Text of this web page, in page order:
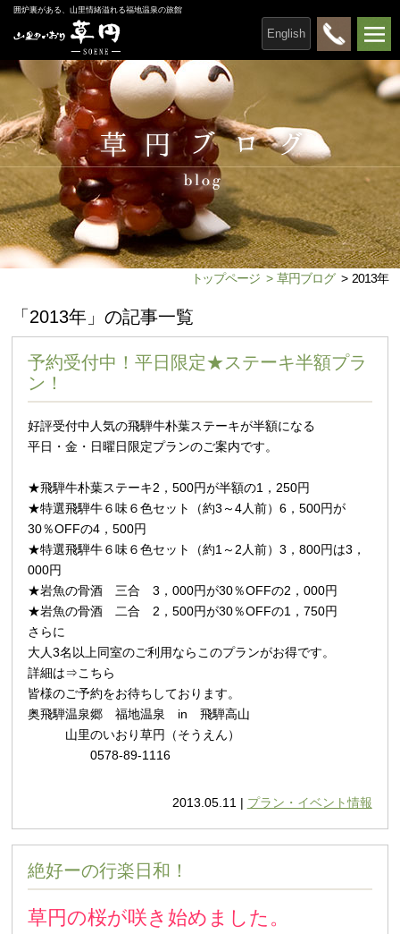
囲炉裏がある、山里情緒溢れる福地温泉の旅館
English
トップページ > 草円ブログ > 2013年
「2013年」の記事一覧
予約受付中！平日限定★ステーキ半額プラ
ン！
好評受付中 人気の飛騨牛朴葉ステーキが半額になる
平日・金・日曜日限定プランのご案内です。
★飛騨牛朴葉ステーキ2，500円が半額の1，250円
★特選飛騨牛６味６色セット（約3～4人前）6，500円が
30％OFFの4，500円
★特選飛騨牛６味６色セット（約1～2人前）3，800円は3，
000円
★岩魚の骨酒 三合 3，000円が30％OFFの2，000円
★岩魚の骨酒 二合 2，500円が30％OFFの1，750円
さらに
大人3名以上同室のご利用ならこのプランがお得です。
詳細は⇒こちら
皆様のご予約をお待ちしております。
奥飛騨温泉郷 福地温泉 in 飛騨高山
山里のいおり草円（そうえん）
0578-89-1116
2013.05.11 | プラン・イベント情報
絶好ーの行楽日和！
草円の桜が咲き始めました。